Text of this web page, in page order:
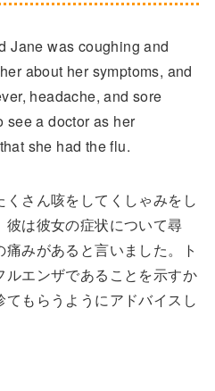
Jane was coughing and
about her symptoms, and
headache, and sore
see a doctor as her
she had the flu.
くさん咳をしてくしゃみをし
は彼女の症状について尋
みがあると言いました。ト
エンザであることを示すか
もらうようにアドバイスし